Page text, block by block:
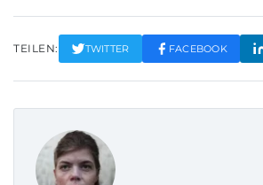
TEILEN: TWITTER FACEBOOK